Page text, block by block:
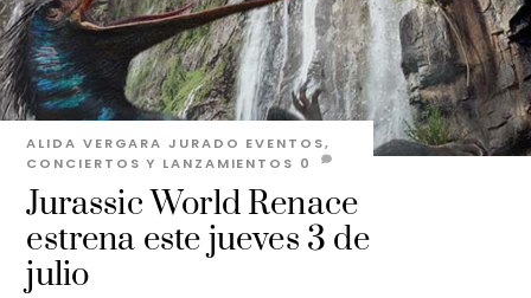
Jurassic World Renace
estrena este jueves 3 de
julio
ALIDA VERGARA JURADO EVENTOS,
CONCIERTOS Y LANZAMIENTOS 0